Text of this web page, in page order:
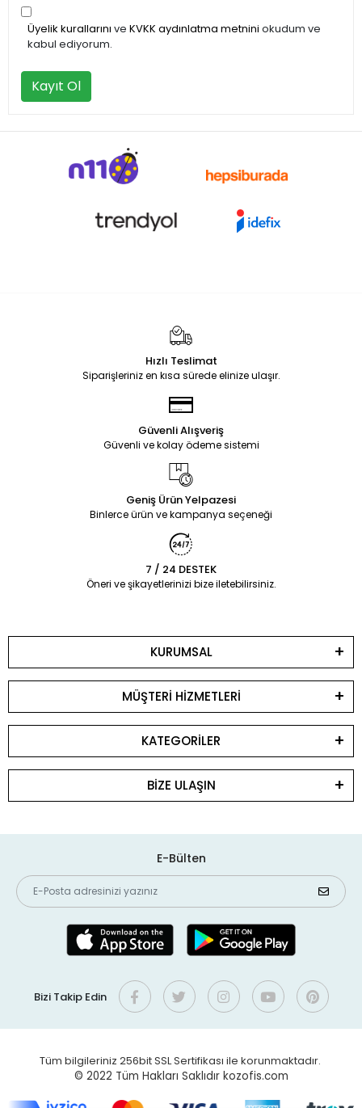
Üyelik kurallarını ve KVKK aydınlatma metnini okudum ve
kabul ediyorum.
Kayıt Ol
Hızlı Teslimat
Siparişleriniz en kısa sürede elinize ulaşır.
Güvenli Alışveriş
Güvenli ve kolay ödeme sistemi
Geniş Ürün Yelpazesi
Binlerce ürün ve kampanya seçeneği
7 / 24 DESTEK
Öneri ve şikayetlerinizi bize iletebilirsiniz.
KURUMSAL
MÜŞTERİ HİZMETLERİ
KATEGORİLER
BİZE ULAŞIN
E-Bülten
Bizi Takip Edin
Tüm bilgileriniz 256bit SSL Sertifikası ile korunmaktadır.
© 2022 Tüm Hakları Saklıdır kozofis.com